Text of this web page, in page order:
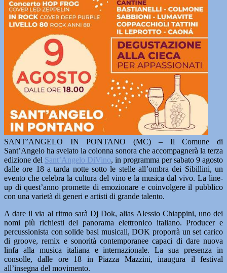
SANT’ANGELO IN PONTANO (MC) – Il Comune di
Sant’Angelo ha svelato la colonna sonora che accompagnerà la terza
edizione del Sant’Angelo DiVino, in programma per sabato 9 agosto
dalle ore 18 a tarda notte sotto le stelle all’ombra dei Sibillini, un
evento che celebra la cultura del vino e la musica dal vivo. La line-
up di quest’anno promette di emozionare e coinvolgere il pubblico
con una varietà di generi e artisti di grande talento.
A dare il via al ritmo sarà Dj Dok, alias Alessio Chiappini, uno dei
nomi più richiesti del panorama elettronico italiano. Producer e
percussionista con solide basi musicali, DOK proporrà un set carico
di groove, remix e sonorità contemporanee capaci di dare nuova
linfa alla musica italiana e internazionale. La sua presenza in
consolle, dalle ore 18 in Piazza Mazzini, inaugura il festival
all’insegna del movimento.